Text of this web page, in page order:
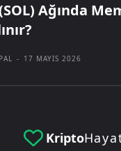
Ağında
- 17 MAYIS 2026
Kripto